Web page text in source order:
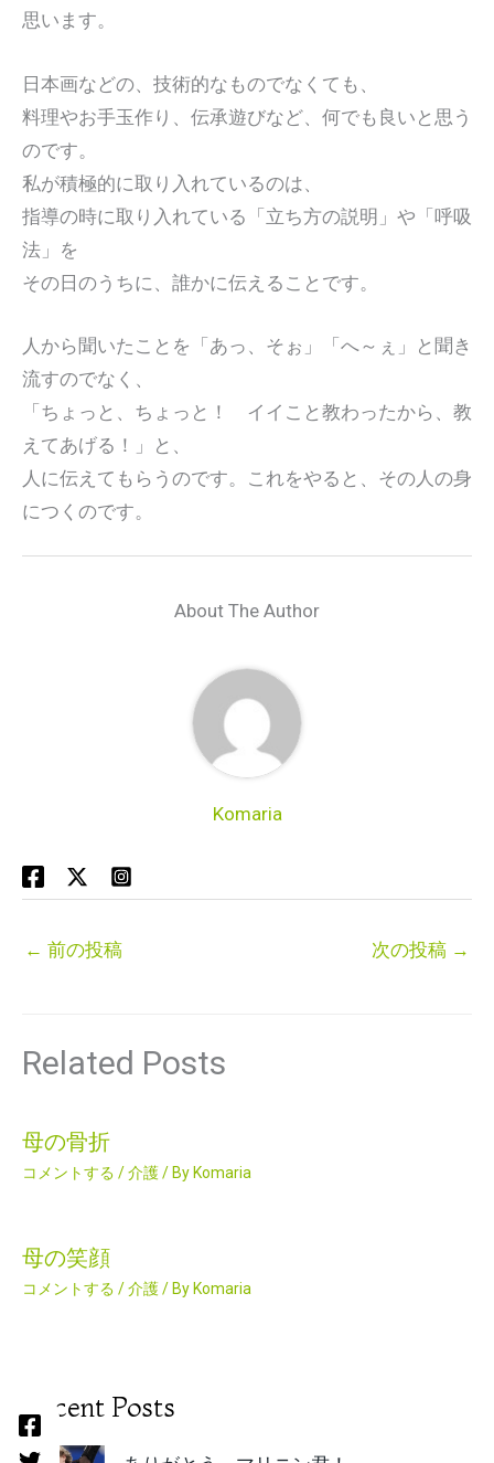
思います。
日本画などの、技術的なものでなくても、
料理やお手玉作り、伝承遊びなど、何でも良いと思う
のです。
私が積極的に取り入れているのは、
指導の時に取り入れている「立ち方の説明」や「呼吸
法」を
その日のうちに、誰かに伝えることです。
人から聞いたことを「あっ、そぉ」「へ～ぇ」と聞き
流すのでなく、
「ちょっと、ちょっと！ イイこと教わったから、教
えてあげる！」と、
人に伝えてもらうのです。これをやると、その人の身
につくのです。
About The Author
Komaria
← 前の投稿 次の投稿 →
Related Posts
母の骨折
コメントする /介護/ By Komaria
母の笑顔
コメントする /介護/ By Komaria
Recent Posts